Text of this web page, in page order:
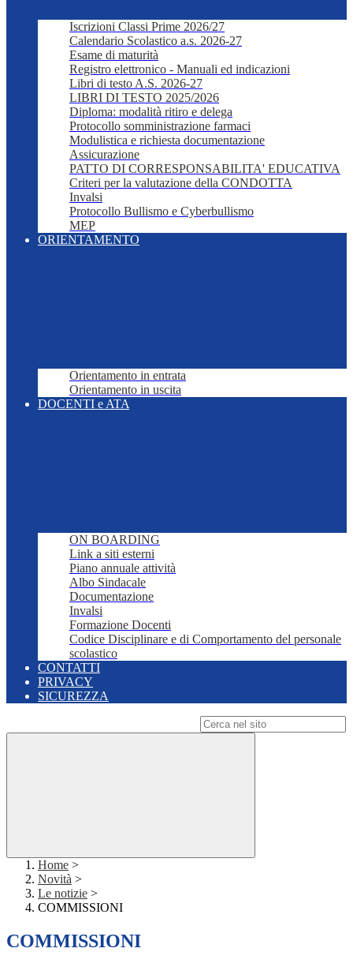
Iscrizioni Classi Prime 2026/27
Calendario Scolastico a.s. 2026-27
Esame di maturità
Registro elettronico - Manuali ed indicazioni
Libri di testo A.S. 2026-27
LIBRI DI TESTO 2025/2026
Diploma: modalità ritiro e delega
Protocollo somministrazione farmaci
Modulistica e richiesta documentazione
Assicurazione
PATTO DI CORRESPONSABILITA' EDUCATIVA
Criteri per la valutazione della CONDOTTA
Invalsi
Protocollo Bullismo e Cyberbullismo
MEP
ORIENTAMENTO
Orientamento in entrata
Orientamento in uscita
DOCENTI e ATA
ON BOARDING
Link a siti esterni
Piano annuale attività
Albo Sindacale
Documentazione
Invalsi
Formazione Docenti
Codice Disciplinare e di Comportamento del personale
scolastico
CONTATTI
PRIVACY
SICUREZZA
Home >
Novità >
Le notizie >
COMMISSIONI
COMMISSIONI